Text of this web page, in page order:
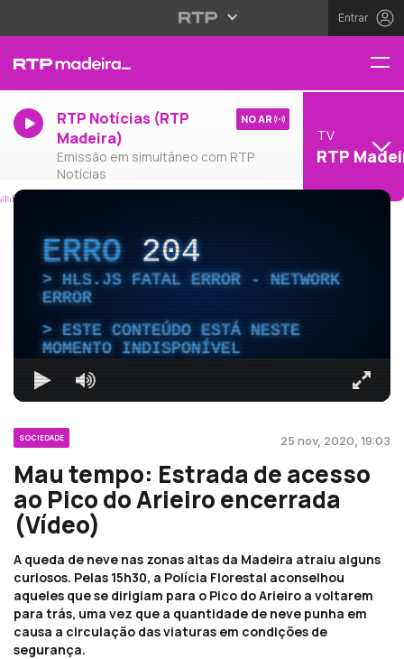
Entrar
RTP Notícias (RTP
Madeira)
Emissão em simultâneo com RTP
Notícias
NO AR
TV
RTP
ERRO204
HLS.JS FATAL ERROR - NETWORK
ERROR
ESTE CONTEÚDO ESTÁ NESTE
MOMENTO INDISPONÍVEL
SOCIEDADE 25 nov, 2020, 19:03
Mau tempo: Estrada de acesso
ao Pico do Arieiro encerrada
(Vídeo)
A queda de neve nas zonas altas da Madeira atraiu alguns
curiosos. Pelas 15h30, a Polícia Florestal aconselhou
aqueles que se dirigiam para o Pico do Arieiro a voltarem
para trás, uma vez que a quantidade de neve punha em
causa a circulação das viaturas em condições de
segurança.